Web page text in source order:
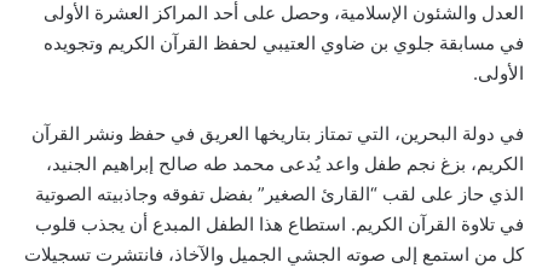
العدل والشئون الإسلامية، وحصل على أحد المراكز العشرة الأولى
في مسابقة جلوي بن ضاوي العتيبي لحفظ القرآن الكريم وتجويده
الأولى.
في دولة البحرين، التي تمتاز بتاريخها العريق في حفظ ونشر القرآن
الكريم، بزغ نجم طفل واعد يُدعى محمد طه صالح إبراهيم الجنيد،
الذي حاز على لقب “القارئ الصغير” بفضل تفوقه وجاذبيته الصوتية
في تلاوة القرآن الكريم. استطاع هذا الطفل المبدع أن يجذب قلوب
كل من استمع إلى صوته الجشي الجميل والآخاذ، فانتشرت تسجيلات